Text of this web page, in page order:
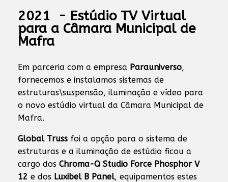
2021 - Estúdio TV Virtual
para a Câmara Municipal de
Mafra
Em parceria com a empresa Parauniverso,
fornecemos e instalamos sistemas de
estruturas\suspensão, iluminação e vídeo para
o novo estúdio virtual da Câmara Municipal de
Mafra.
Global Truss foi a opção para o sistema de
estruturas e a iluminação de estúdio ficou a
cargo dos Chroma-Q Studio Force Phosphor V
12 e dos Luxibel B Panel, equipamentos estes